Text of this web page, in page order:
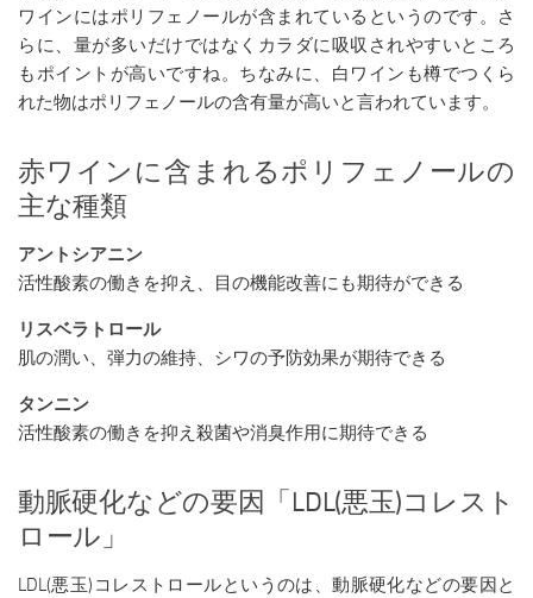
ワインにはポリフェノールが含まれているというのです。さ
らに、量が多いだけではなくカラダに吸収されやすいところ
もポイントが高いですね。ちなみに、白ワインも樽でつくら
れた物はポリフェノールの含有量が高いと言われています。
赤ワインに含まれるポリフェノールの
主な種類
アントシアニン
活性酸素の働きを抑え、目の機能改善にも期待ができる
リスベラトロール
肌の潤い、弾力の維持、シワの予防効果が期待できる
タンニン
活性酸素の働きを抑え殺菌や消臭作用に期待できる
動脈硬化などの要因「LDL(悪玉)コレスト
ロール」
LDL(悪玉)コレストロールというのは、動脈硬化などの要因と